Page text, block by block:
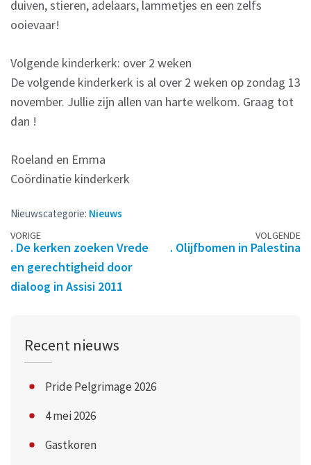
duiven, stieren, adelaars, lammetjes en een zelfs
ooievaar!
Volgende kinderkerk: over 2 weken
De volgende kinderkerk is al over 2 weken op zondag 13
november. Jullie zijn allen van harte welkom. Graag tot
dan !
Roeland en Emma
Coördinatie kinderkerk
Nieuwscategorie: Nieuws
Berichtennavigatie
VORIGE
. De kerken zoeken Vrede
en gerechtigheid door
dialoog in Assisi 2011
VOLGENDE
. Olijfbomen in Palestina
Recent nieuws
Pride Pelgrimage 2026
4 mei 2026
Gastkoren